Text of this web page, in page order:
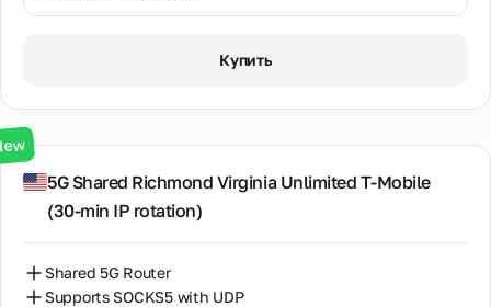
30 Дней / ∞ GB / $50.00
Купить
5G Shared Richmond Virginia Unlimited T-Mobile
(30‑min IP rotation)
Shared 5G Router
Supports SOCKS5 with UDP